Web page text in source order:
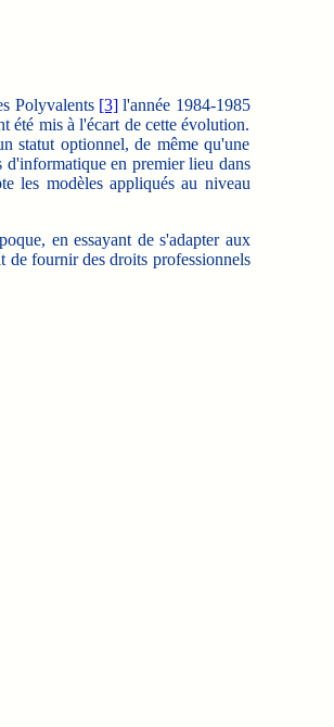
Polyvalents [3]l'année 1984-1985
été mis à l'écart de cette évolution.
statut optionnel, de même qu'une
en premier lieu dans
les modèles appliqués au niveau
en essayant de s'adapter aux
de fournir des droits professionnels